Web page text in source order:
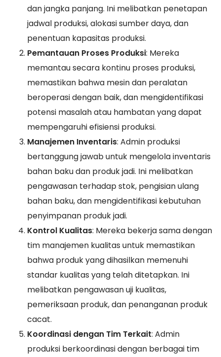
dan jangka panjang. Ini melibatkan penetapan
jadwal produksi, alokasi sumber daya, dan
penentuan kapasitas produksi.
Pemantauan Proses Produksi: Mereka
memantau secara kontinu proses produksi,
memastikan bahwa mesin dan peralatan
beroperasi dengan baik, dan mengidentifikasi
potensi masalah atau hambatan yang dapat
mempengaruhi efisiensi produksi.
Manajemen Inventaris: Admin produksi
bertanggung jawab untuk mengelola inventaris
bahan baku dan produk jadi. Ini melibatkan
pengawasan terhadap stok, pengisian ulang
bahan baku, dan mengidentifikasi kebutuhan
penyimpanan produk jadi.
Kontrol Kualitas: Mereka bekerja sama dengan
tim manajemen kualitas untuk memastikan
bahwa produk yang dihasilkan memenuhi
standar kualitas yang telah ditetapkan. Ini
melibatkan pengawasan uji kualitas,
pemeriksaan produk, dan penanganan produk
cacat.
Koordinasi dengan Tim Terkait: Admin
produksi berkoordinasi dengan berbagai tim